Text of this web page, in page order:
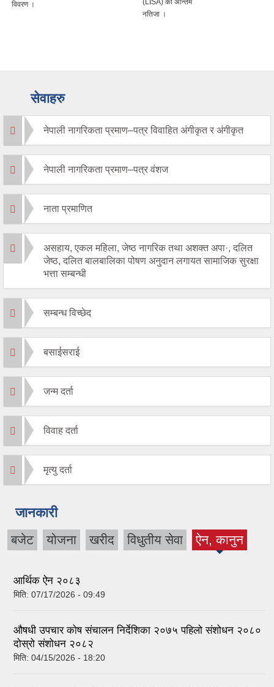
विवरण ।
नतिजा ।
सेवाहरु
नेपाली नागरिकता प्रमाण–पत्र विवाहित अंगीकृत र अंगीकृत
नेपाली नागरिकता प्रमाण–पत्र वंशज
नाता प्रमाणित
असहाय, एकल महिला, जेष्ठ नागरिक तथा अशक्त अपा·, दलित
जेष्ठ, दलित बालबालिका पोषण अनुदान लगायत सामाजिक सुरक्षा
भत्ता सम्बन्धी
सम्बन्ध विच्छेद
बसाईसराई
जन्म दर्ता
विवाह दर्ता
मृत्यु दर्ता
जानकारी
बजेट योजना खरीद विधुतीय सेवा ऐन, कानुन
(active
आर्थिक ऐन २०८३
मिति: 07/17/2026 - 09:49
औषधी उपचार कोष संचालन निर्देशिका २०७५ पहिलो संशोधन २०८०
दोस्रो संशोधन २०८२
मिति: 04/15/2026 - 18:20